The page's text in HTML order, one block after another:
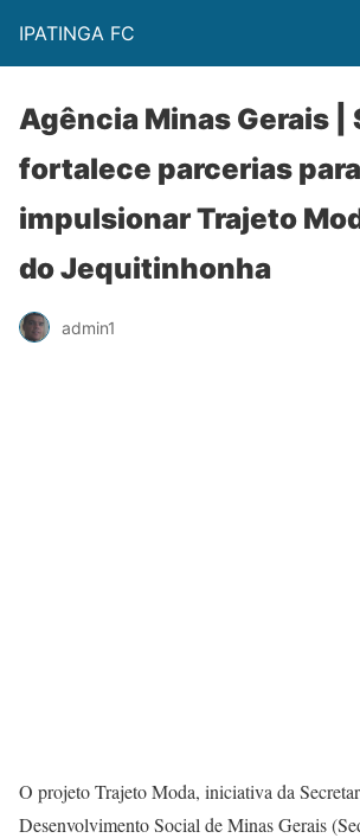
IPATINGA FC
Agência Minas Gerais |
fortalece parcerias para
impulsionar Trajeto
do Jequitinhonha
admin1
O projeto Trajeto Moda, iniciativa da
Desenvolvimento Social de Minas Gerais